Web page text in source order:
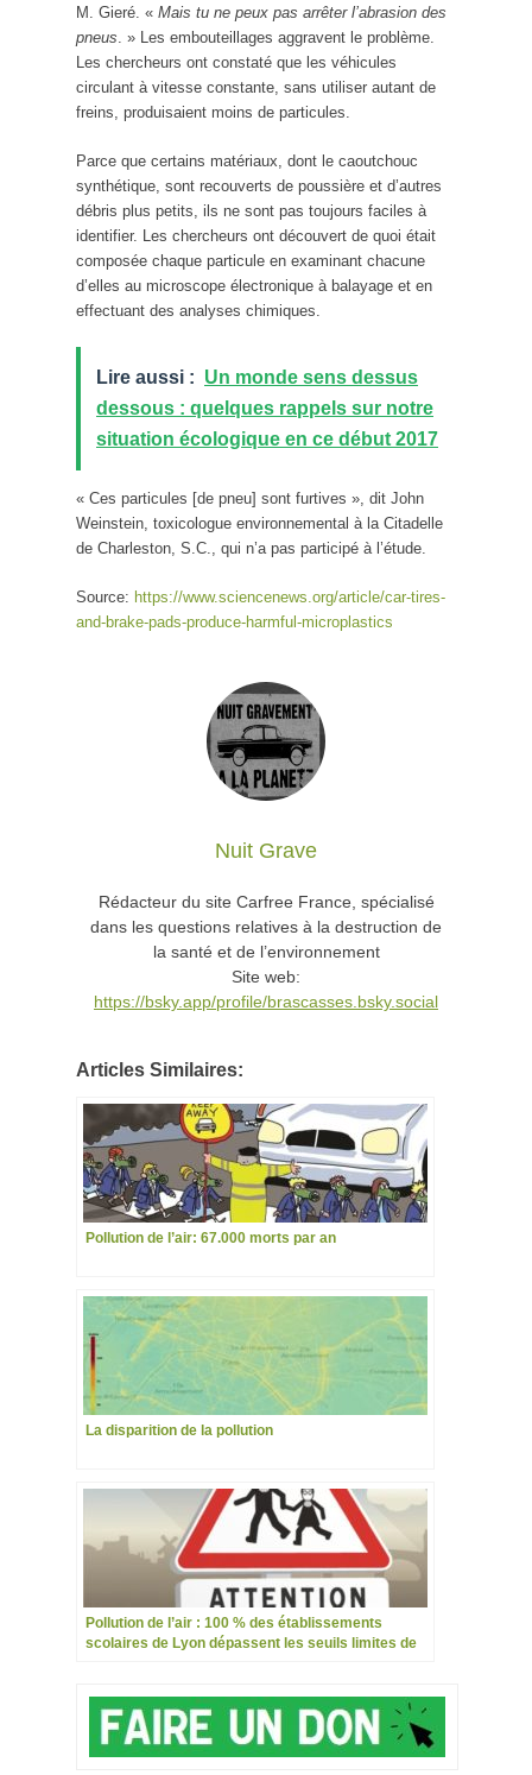
M. Gieré. « Mais tu ne peux pas arrêter l’abrasion des
pneus. » Les embouteillages aggravent le problème.
Les chercheurs ont constaté que les véhicules
circulant à vitesse constante, sans utiliser autant de
freins, produisaient moins de particules.
Parce que certains matériaux, dont le caoutchouc
synthétique, sont recouverts de poussière et d’autres
débris plus petits, ils ne sont pas toujours faciles à
identifier. Les chercheurs ont découvert de quoi était
composée chaque particule en examinant chacune
d’elles au microscope électronique à balayage et en
effectuant des analyses chimiques.
Lire aussi : Un monde sens dessus
dessous : quelques rappels sur notre
situation écologique en ce début 2017
« Ces particules [de pneu] sont furtives », dit John
Weinstein, toxicologue environnemental à la Citadelle
de Charleston, S.C., qui n’a pas participé à l’étude.
Source: https://www.sciencenews.org/article/car-tires-
and-brake-pads-produce-harmful-microplastics
Nuit Grave
Rédacteur du site Carfree France, spécialisé
dans les questions relatives à la destruction de
la santé et de l’environnement
Site web:
https://bsky.app/profile/brascasses.bsky.social
Articles Similaires:
Pollution de l’air: 67.000 morts par an
La disparition de la pollution
Pollution de l’air : 100 % des établissements
scolaires de Lyon dépassent les seuils limites de